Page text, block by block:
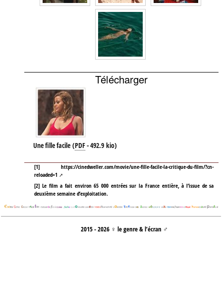
Télécharger
Une fille facile (PDF-492.9 kio)
[1]https://cinedweller.com/movie/une-fille-facile-la-critique-du-film/?cn-
reloaded=1
[2] Le film a fait environ 65 000 entrées sur la France entière, à l’issue de sa
deuxième semaine d’exploitation.
2015 - 2026 ♀ le genre & l’écran ♂